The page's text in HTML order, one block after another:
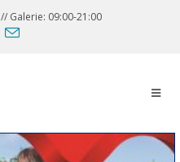
Galerie: 09:00-21:00